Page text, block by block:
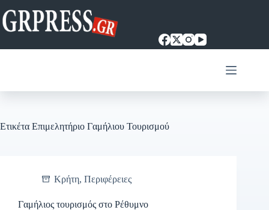
στο
περιεχόμενο
Ετικέτα Επιμελητήριο Γαμήλιου Τουρισμού
Κρήτη, Περιφέρειες
Γαμήλιος τουρισμός στο Ρέθυμνο